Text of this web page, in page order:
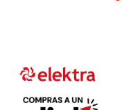
8. Estufas
9. Iphone